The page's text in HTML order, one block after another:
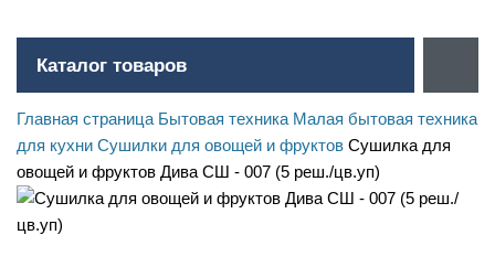
Каталог товаров
Главная страница Бытовая техника Малая бытовая техника
для кухни Сушилки для овощей и фруктов Сушилка для
овощей и фруктов Дива СШ - 007 (5 реш./цв.уп)